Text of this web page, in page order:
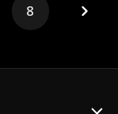
8